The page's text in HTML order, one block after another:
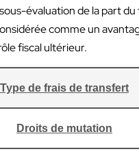
évaluation de la part
comme un
fiscal ultérieur.
Type de frais de transfert
Droits de mutation